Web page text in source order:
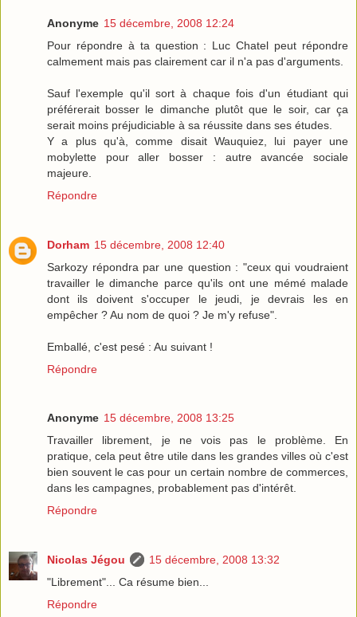
Anonyme 15 décembre, 2008 12:24
Pour répondre à ta question : Luc Chatel peut répondre
calmement mais pas clairement car il n'a pas d'arguments.
Sauf l'exemple qu'il sort à chaque fois d'un étudiant qui
préférerait bosser le dimanche plutôt que le soir, car ça
serait moins préjudiciable à sa réussite dans ses études.
Y a plus qu'à, comme disait Wauquiez, lui payer une
mobylette pour aller bosser : autre avancée sociale
majeure.
Répondre
Dorham 15 décembre, 2008 12:40
Sarkozy répondra par une question : "ceux qui voudraient
travailler le dimanche parce qu'ils ont une mémé malade
dont ils doivent s'occuper le jeudi, je devrais les en
empêcher ? Au nom de quoi ? Je m'y refuse".
Emballé, c'est pesé : Au suivant !
Répondre
Anonyme 15 décembre, 2008 13:25
Travailler librement, je ne vois pas le problème. En
pratique, cela peut être utile dans les grandes villes où c'est
bien souvent le cas pour un certain nombre de commerces,
dans les campagnes, probablement pas d'intérêt.
Répondre
Nicolas Jégou
15 décembre, 2008 13:32
"Librement"... Ca résume bien...
Répondre